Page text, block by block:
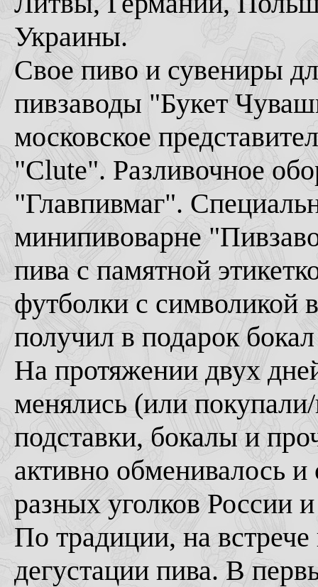
Украины.
Свое пиво и сувениры
пивзаводы "Букет
московское
"Clute". Разливочное
"Главпивмаг".
минипивоварне
пива с памятной
футболки с символикой
получил в подарок
На протяжении двух
менялись (или
подставки, бокалы и
активно обменивалось
разных уголков России
По традиции, на
дегустации пива. В